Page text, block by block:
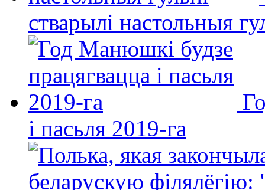
стварылі настольныя
і пасьля 2019-га